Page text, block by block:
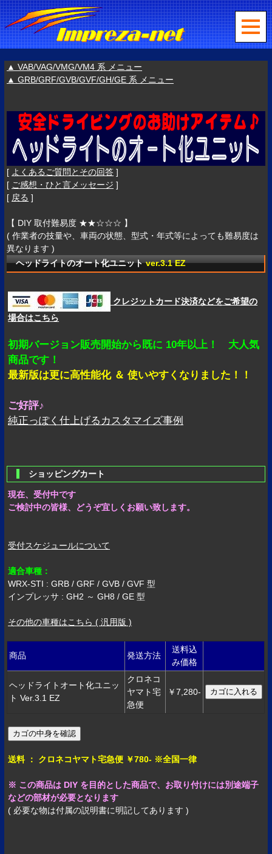
▲ VAB/VAG/VMG/VM4 系 メニュー
▲ GRB/GRF/GVB/GVF/GH/GE 系 メニュー
[ よくあるご質問とその回答 ]
[ ご感想・ひと言メッセージ ]
[ 戻る ]
【 DIY 取付難易度 ★★☆☆☆ 】
( 作業者の技量や、車両の状態、型式・年式等によっても難易度は
異なります )
ヘッドライトのオート化ユニットver.3.1 EZ
クレジットカード決済などをご希望の
場合はこちら
初期バージョン販売開始から既に 10年以上！ 大人気
商品です！
最新版は更に高性能化 ＆ 使いやすくなりました！！
ご好評♪
純正っぽく仕上げるカスタマイズ事例
ショッピングカート
現在、受付中です
ご検討中の皆様、どうぞ宜しくお願い致します。
受付スケジュールについて
適合車種：
WRX-STI : GRB / GRF / GVB / GVF 型
インプレッサ : GH2 ～ GH8 / GE 型
その他の車種はこちら ( 汎用版 )
商品 発送方法
送料込
み価格
ヘッドライトオート化ユニッ
ト Ver.3.1 EZ
クロネコ
ヤマト宅
急便
￥7,280-
送料 ： クロネコヤマト宅急便 ￥780- ※全国一律
※ この商品は DIY を目的とした商品で、お取り付けには別途端子
などの部材が必要となります
( 必要な物は付属の説明書に明記してあります )